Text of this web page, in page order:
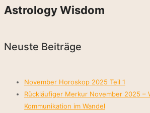
Astrology Wisdom
Neuste Beiträge
November Horoskop 2025 Teil 1
Rückläufiger Merkur November 2025 –
Kommunikation im Wandel